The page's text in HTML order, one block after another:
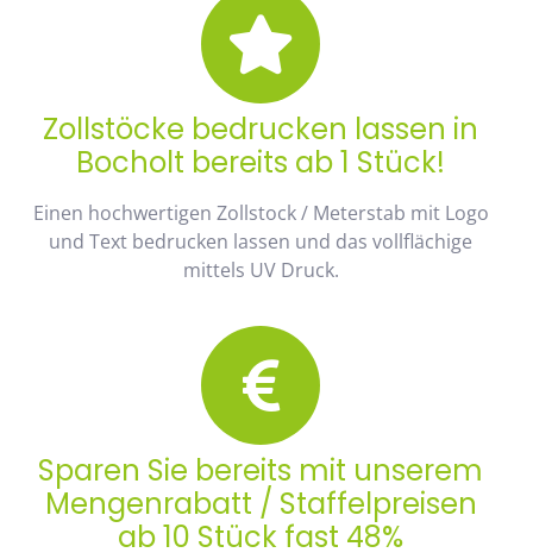
Zollstöcke bedrucken lassen in
Bocholt bereits ab 1 Stück!
Einen hochwertigen Zollstock / Meterstab mit Logo
und Text bedrucken lassen und das vollflächige
mittels UV Druck.
Sparen Sie bereits mit unserem
Mengenrabatt / Staffelpreisen
ab 10 Stück fast 48%